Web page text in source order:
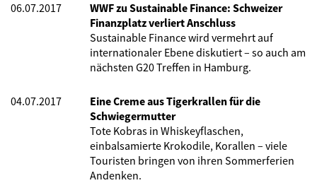
06.07.2017
WWF zu Sustainable Finance: Schweizer
Finanzplatz verliert Anschluss
Sustainable Finance wird vermehrt auf
internationaler Ebene diskutiert – so auch am
nächsten G20 Treffen in Hamburg.
04.07.2017
Eine Creme aus Tigerkrallen für die
Schwiegermutter
Tote Kobras in Whiskeyflaschen,
einbalsamierte Krokodile, Korallen – viele
Touristen bringen von ihren Sommerferien
Andenken.